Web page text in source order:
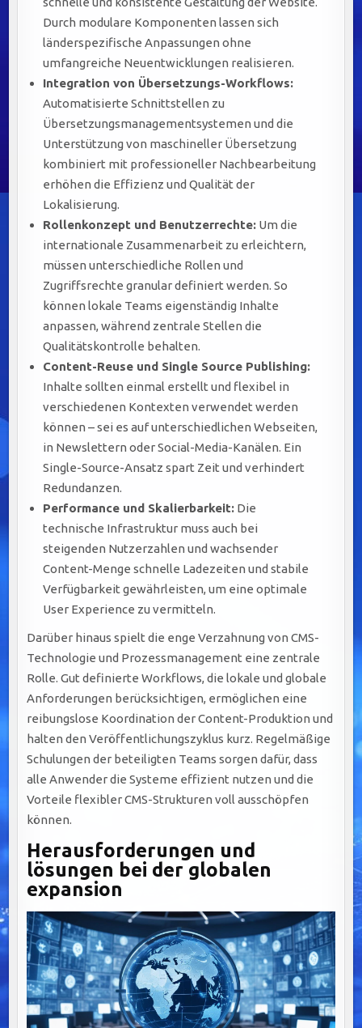
Durch modulare Komponenten lassen sich
länderspezifische Anpassungen ohne
umfangreiche Neuentwicklungen realisieren.
Integration von Übersetzungs-Workflows:
Automatisierte Schnittstellen zu
Übersetzungsmanagementsystemen und die
Unterstützung von maschineller Übersetzung
kombiniert mit professioneller Nachbearbeitung
erhöhen die Effizienz und Qualität der
Lokalisierung.
Rollenkonzept und Benutzerrechte: Um die
internationale Zusammenarbeit zu erleichtern,
müssen unterschiedliche Rollen und
Zugriffsrechte granular definiert werden. So
können lokale Teams eigenständig Inhalte
anpassen, während zentrale Stellen die
Qualitätskontrolle behalten.
Content-Reuse und Single Source Publishing:
Inhalte sollten einmal erstellt und flexibel in
verschiedenen Kontexten verwendet werden
können – sei es auf unterschiedlichen Webseiten,
in Newslettern oder Social-Media-Kanälen. Ein
Single-Source-Ansatz spart Zeit und verhindert
Redundanzen.
Performance und Skalierbarkeit: Die
technische Infrastruktur muss auch bei
steigenden Nutzerzahlen und wachsender
Content-Menge schnelle Ladezeiten und stabile
Verfügbarkeit gewährleisten, um eine optimale
User Experience zu vermitteln.
Darüber hinaus spielt die enge Verzahnung von CMS-
Technologie und Prozessmanagement eine zentrale
Rolle. Gut definierte Workflows, die lokale und globale
Anforderungen berücksichtigen, ermöglichen eine
reibungslose Koordination der Content-Produktion und
halten den Veröffentlichungszyklus kurz. Regelmäßige
Schulungen der beteiligten Teams sorgen dafür, dass
alle Anwender die Systeme effizient nutzen und die
Vorteile flexibler CMS-Strukturen voll ausschöpfen
können.
Herausforderungen und
lösungen bei der globalen
expansion